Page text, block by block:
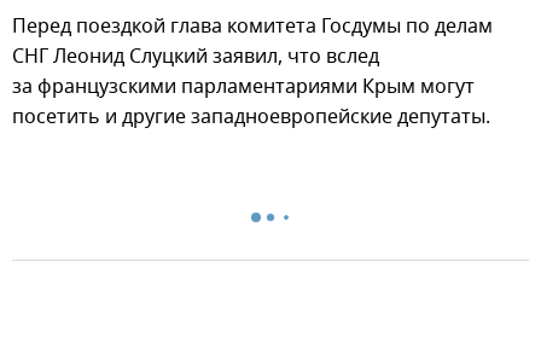
Перед поездкой глава комитета Госдумы по делам
СНГ Леонид Слуцкий заявил, что вслед
за французскими парламентариями Крым могут
посетить и другие западноевропейские депутаты.